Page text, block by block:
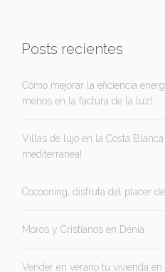
Posts recientes
Cómo mejorar la eficiencia
menos en la factura de la luz!
Villas de lujo en la Costa Blanca
mediterránea!
Cocooning, disfruta del placer
Moros y Cristianos en Dénia
Vender en verano tu vivienda